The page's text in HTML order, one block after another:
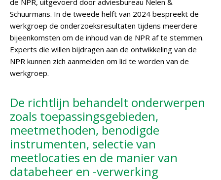
de NPR, uitgevoerd door adviesbureau Nelen &
Schuurmans. In de tweede helft van 2024 bespreekt de
werkgroep de onderzoeksresultaten tijdens meerdere
bijeenkomsten om de inhoud van de NPR af te stemmen.
Experts die willen bijdragen aan de ontwikkeling van de
NPR kunnen zich aanmelden om lid te worden van de
werkgroep.
De richtlijn behandelt onderwerpen
zoals toepassingsgebieden,
meetmethoden, benodigde
instrumenten, selectie van
meetlocaties en de manier van
databeheer en -verwerking